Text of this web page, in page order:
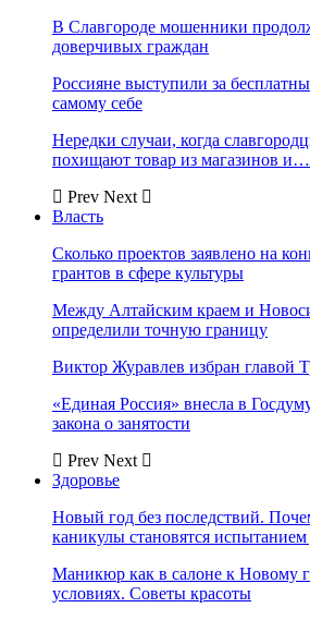
В Славгороде мошенники
доверчивых граждан
Россияне выступили за
самому себе
Нередки случаи, когда
похищают товар из магазинов и…
Prev Next
Власть
Сколько проектов заявлено на
грантов в сфере культуры
Между Алтайским краем и
определили точную границу
Виктор Журавлев избран главой
«Единая Россия» внесла в
закона о занятости
Prev Next
Здоровье
Новый год без последствий.
каникулы становятся
Маникюр как в салоне к Новому
условиях. Советы красоты